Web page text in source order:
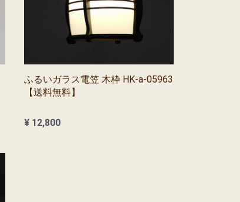
ふるいガラス電笠 木枠 HK-a-05963
【送料無料】
¥ 12,800